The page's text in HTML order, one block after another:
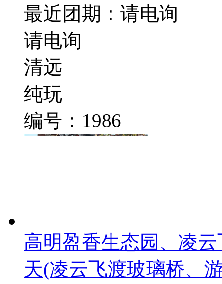
最近团期：请电询
请电询
清远
纯玩
编号：1986
高明盈香生态园、凌
天(凌云飞渡玻璃桥、